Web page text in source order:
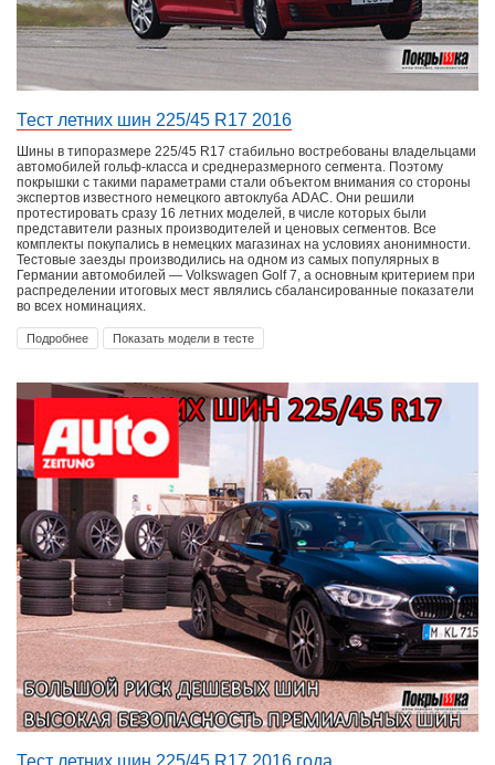
Тест летних шин 225/45 R17 2016
Шины в типоразмере 225/45 R17 стабильно востребованы владельцами
автомобилей гольф-класса и среднеразмерного сегмента. Поэтому
покрышки с такими параметрами стали объектом внимания со стороны
экспертов известного немецкого автоклуба ADAC. Они решили
протестировать сразу 16 летних моделей, в числе которых были
представители разных производителей и ценовых сегментов. Все
комплекты покупались в немецких магазинах на условиях анонимности.
Тестовые заезды производились на одном из самых популярных в
Германии автомобилей — Volkswagen Golf 7, а основным критерием при
распределении итоговых мест являлись сбалансированные показатели
во всех номинациях.
Подробнее Показать модели в тесте
Тест летних шин 225/45 R17 2016 года